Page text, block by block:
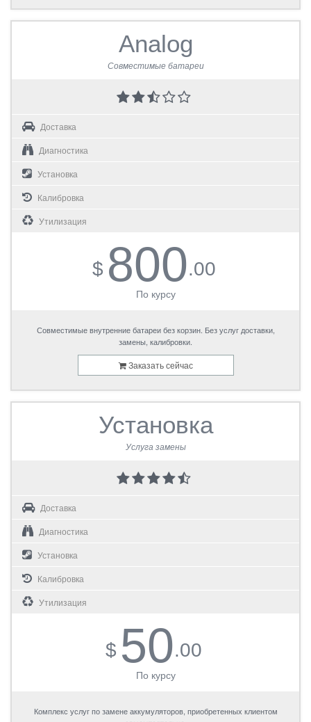
Analog
Совместимые батареи
Доставка
Диагностика
Установка
Калибровка
Утилизация
$ 800.00
По курсу
Совместимые внутренние батареи без корзин. Без услуг доставки,
замены, калибровки.
Заказать сейчас
Установка
Услуга замены
Доставка
Диагностика
Установка
Калибровка
Утилизация
$ 50.00
По курсу
Комплекс услуг по замене аккумуляторов, приобретенных клиентом